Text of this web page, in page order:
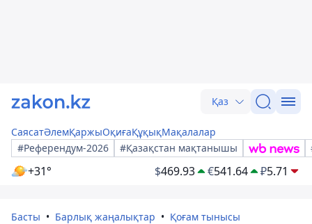
Қаз
СаясатӘлемҚаржыОқиғаҚұқықМақалалар
#Референдум-2026
#Қазақстан мақтанышы
+31° $469.93 €541.64 ₽5.71
Басты Барлық жаңалықтар Қоғам тынысы